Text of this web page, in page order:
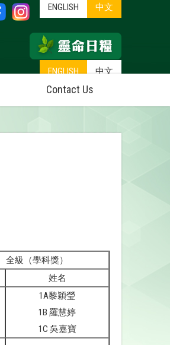
ENGLISH 中文
ENGLISH 中文
Contact Us
全級（學科獎）
姓名
1A黎穎瑩
1B 羅慧婷
1C 吳嘉寶